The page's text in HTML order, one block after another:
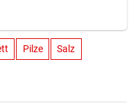
Pilze Salz